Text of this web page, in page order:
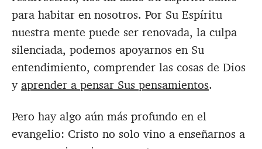
para habitar en nosotros. Por Su Espíritu
nuestra mente puede ser renovada, la culpa
silenciada, podemos apoyarnos en Su
entendimiento, comprender las cosas de Dios
yaprender a pensar Sus pensamientos.
Pero hay algo aún más profundo en el
evangelio: Cristo no solo vino a enseñarnos a